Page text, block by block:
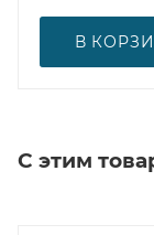
В
С этим